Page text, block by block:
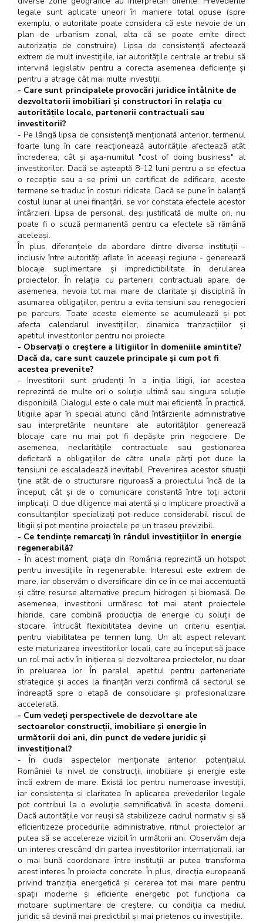
legale sunt aplicate uneori în maniere total opuse (spre
exemplu, o autoritate poate considera că este nevoie de un
plan de urbanism zonal, alta că se poate emite direct
autorizația de construire). Lipsa de consistență afectează
extrem de mult investițiile, iar autoritățile centrale ar trebui să
intervină legislativ pentru a corecta asemenea deficiențe și
pentru a atrage cât mai multe investiții.
- Care sunt principalele provocări juridice întâlnite de
dezvoltatorii imobiliari și constructori în relația cu
autoritățile locale, partenerii contractuali sau
investitorii?
- Pe lângă lipsa de consistență menționată anterior, termenul
foarte lung în care reacționează autoritățile afectează atât
încrederea, cât și așa-numitul "cost of doing business" al
investitorilor. Dacă se așteaptă 8-12 luni pentru a se efectua
o recepție sau a se primi un certificat de edificare, aceste
termene se traduc în costuri ridicate. Dacă se pune în balanță
costul lunar al unei finanțări, se vor constata efectele acestor
întârzieri. Lipsa de personal, deși justificată de multe ori, nu
poate fi o scuză permanentă pentru ca efectele să rămână
aceleași.
În plus, diferențele de abordare dintre diverse instituții -
inclusiv între autorități aflate în aceeași regiune - generează
blocaje suplimentare și impredictibilitate în derularea
proiectelor. În relația cu partenerii contractuali apare, de
asemenea, nevoia tot mai mare de claritate și disciplină în
asumarea obligațiilor, pentru a evita tensiuni sau renegocieri
pe parcurs. Toate aceste elemente se acumulează și pot
afecta calendarul investițiilor, dinamica tranzacțiilor și
apetitul investitorilor pentru noi proiecte.
- Observați o creștere a litigiilor în domeniile amintite?
Dacă da, care sunt cauzele principale și cum pot fi
acestea prevenite?
- Investitorii sunt prudenți în a iniția litigii, iar acestea
reprezintă de multe ori o soluție ultimă sau singura soluție
disponibilă. Dialogul este o cale mult mai eficientă. În practică,
litigiile apar în special atunci când întârzierile administrative
sau interpretările neunitare ale autorităților generează
blocaje care nu mai pot fi depășite prin negociere. De
asemenea, neclaritățile contractuale sau gestionarea
deficitară a obligațiilor de către unele părți pot duce la
tensiuni ce escaladează inevitabil. Prevenirea acestor situații
ține atât de o structurare riguroasă a proiectului încă de la
început, cât și de o comunicare constantă între toți actorii
implicați. O due diligence mai atentă și o implicare proactivă a
consultanților specializați pot reduce considerabil riscul de
litigii și pot menține proiectele pe un traseu previzibil.
- Ce tendințe remarcați în rândul investițiilor în energie
regenerabilă?
- În acest moment, piața din România reprezintă un hotspot
pentru investițiile în regenerabile. Interesul este extrem de
mare, iar observăm o diversificare din ce în ce mai accentuată
și către resurse alternative precum hidrogen și biomasă. De
asemenea, investitorii urmăresc tot mai atent proiectele
hibride, care combină producția de energie cu soluții de
stocare, întrucât flexibilitatea devine un criteriu esențial
pentru viabilitatea pe termen lung. Un alt aspect relevant
este maturizarea investitorilor locali, care au început să joace
un rol mai activ în inițierea și dezvoltarea proiectelor, nu doar
în preluarea lor. În paralel, apetitul pentru parteneriate
strategice și acces la finanțări verzi confirmă că sectorul se
îndreaptă spre o etapă de consolidare și profesionalizare
accelerată.
- Cum vedeți perspectivele de dezvoltare ale
sectoarelor construcții, imobiliare și energie în
următorii doi ani, din punct de vedere juridic și
investițional?
- În ciuda aspectelor menționate anterior, potențialul
României la nivel de construcții, imobiliare și energie este
încă extrem de mare. Există loc pentru numeroase investiții,
iar consistența și claritatea în aplicarea prevederilor legale
pot contribui la o evoluție semnificativă în aceste domenii.
Dacă autoritățile vor reuși să stabilizeze cadrul normativ și să
eficientizeze procedurile administrative, ritmul proiectelor ar
putea să se accelereze vizibil în următorii ani. Observăm deja
un interes crescând din partea investitorilor internaționali, iar
o mai bună coordonare între instituții ar putea transforma
acest interes în proiecte concrete. În plus, direcția europeană
privind tranziția energetică și cererea tot mai mare pentru
spații moderne și eficiente energetic pot funcționa ca
motoare suplimentare de creștere, cu condiția ca mediul
juridic să devină mai predictibil și mai prietenos cu investițiile.